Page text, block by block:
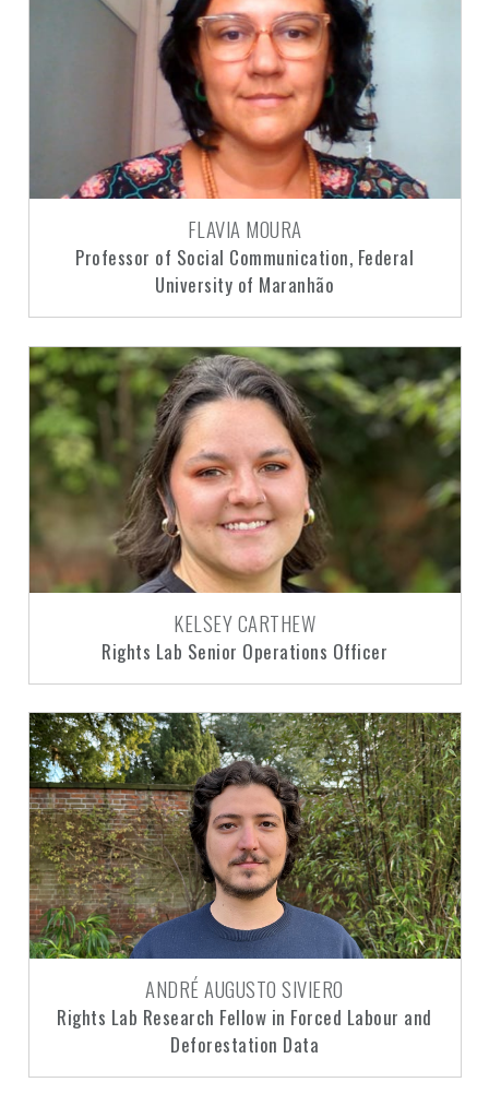
FLAVIA MOURA
Professor of Social Communication, Federal
University of Maranhão
KELSEY CARTHEW
Rights Lab Senior Operations Officer
ANDRÉ AUGUSTO SIVIERO
Rights Lab Research Fellow in Forced Labour and
Deforestation Data